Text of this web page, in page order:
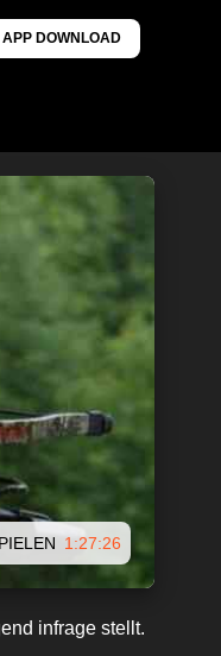
APP DOWNLOAD
1:27:26
infrage stellt.